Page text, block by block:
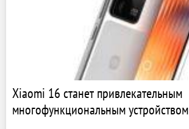
Xiaomi 16 станет привлекательным
многофункциональным устройством